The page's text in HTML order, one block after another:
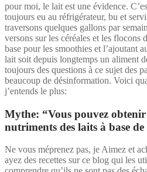
pour moi, le lait est une évidence.
toujours eu au réfrigérateur, bu et
traversons quelques gallons par
versons sur les céréales et les flocons
base pour les smoothies et l’ajoutant
lait soit depuis longtemps un aliment
toujours des questions à ce sujet des
beaucoup de désinformation. Voici
j’entends le plus:
Mythe: “Vous pouvez obtenir
nutriments des laits à base de
Ne vous méprenez pas, je Aimez et
ayez des recettes sur ce blog qui les